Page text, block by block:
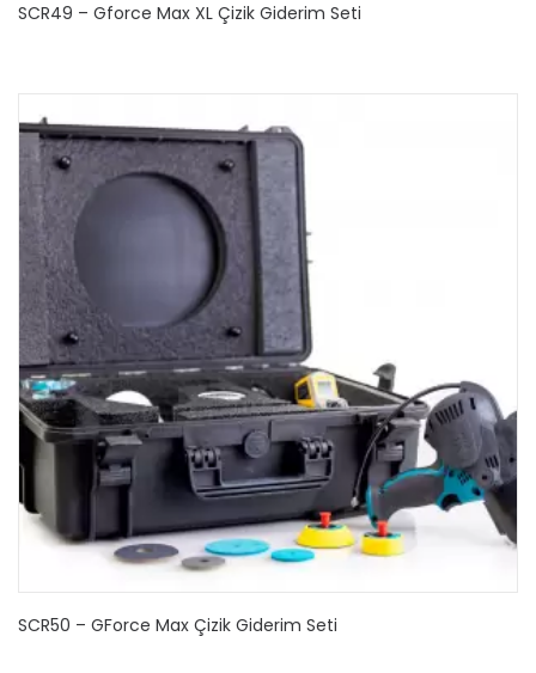
SCR49 – Gforce Max XL Çizik Giderim Seti
SCR50 – GForce Max Çizik Giderim Seti